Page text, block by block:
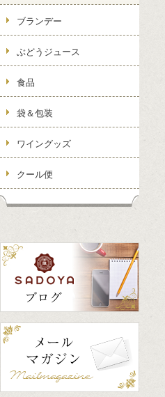
ブランデー
ぶどうジュース
食品
袋＆包装
ワイングッズ
クール便